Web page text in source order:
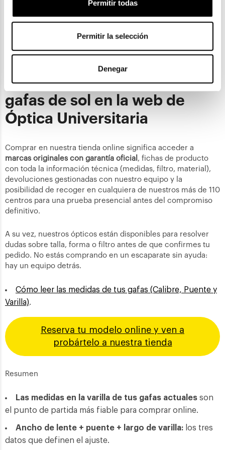
Permitir todas
Permitir la selección
Denegar
Las falsificaciones de gafas de sol de marca proliferan en
réplicas pueden tener el mismo aspecto exterior, pero
carecen de los filtros UV certificados y de la calidad óptica
web oficial del fabricante.
Ventajas de comprar tus
gafas de sol en la web de
Óptica Universitaria
Comprar en nuestra tienda online significa acceder a
marcas originales con garantía oficial , fichas de producto
con toda la información técnica (medidas, filtro, material),
devoluciones gestionadas con nuestro equipo y la
posibilidad de recoger en cualquiera de nuestros más de 110
centros para una prueba presencial antes del compromiso
definitivo.
A su vez, nuestros ópticos están disponibles para resolver
dudas sobre talla, forma o filtro antes de que confirmes tu
pedido. No estás comprando en un escaparate sin ayuda:
hay un equipo detrás.
Cómo leer las medidas de tus gafas (Calibre, Puente y
Varilla).
Reserva tu modelo online y ven a
probártelo a nuestra tienda
Resumen
Las medidas en la varilla de tus gafas actuales son
el punto de partida más fiable para comprar online.
Ancho de lente + puente + largo de varilla: los tres
datos que definen el ajuste.